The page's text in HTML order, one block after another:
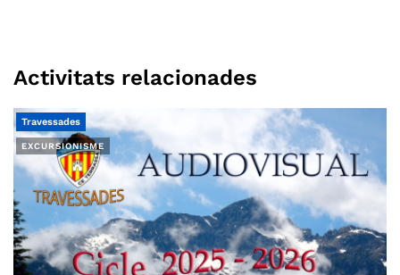
Activitats relacionades
EXCURSIONISME
Travessades